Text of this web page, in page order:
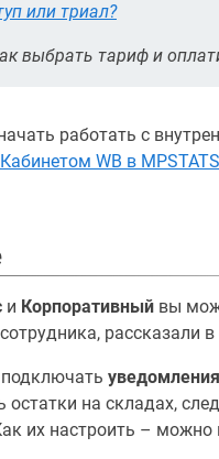
или триал?
выбрать тариф и
работать с
WB в MPSTATS
и Корпоративный вы
рассказали в
уведомления
остатки на складах,
их настроить – можно